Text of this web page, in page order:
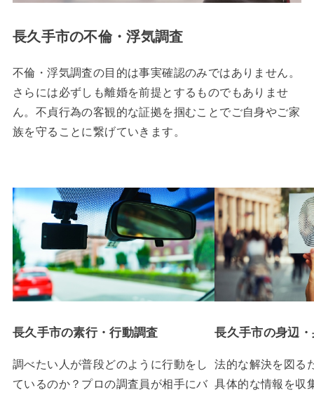
長久手市の不倫・浮気調査
不倫・浮気調査の目的は事実確認のみではありません。
さらには必ずしも離婚を前提とするものでもありませ
ん。不貞行為の客観的な証拠を掴むことでご自身やご家
族を守ることに繋げていきます。
長久手市の素行・行動調査
調べたい人が普段どのように行動をし
ているのか？プロの調査員が相手にバ
長久手市の身辺
法的な解決を図る
具体的な情報を収